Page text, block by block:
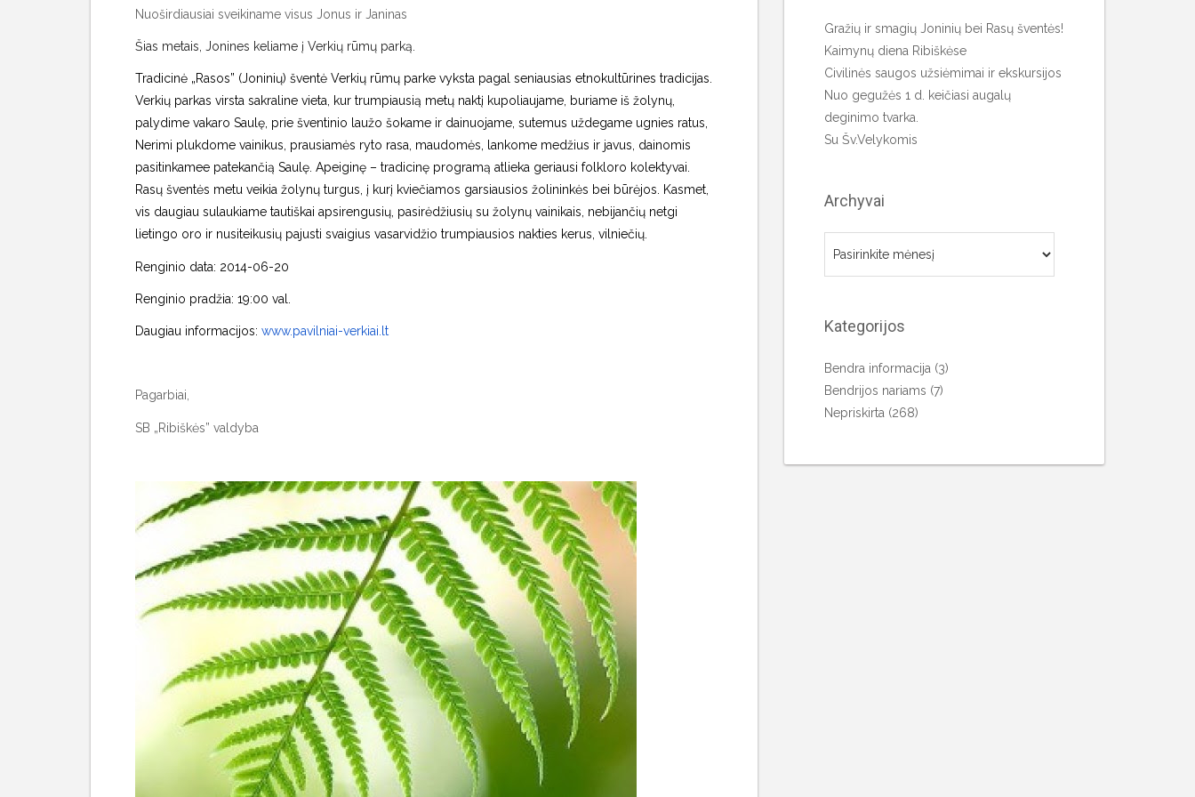
Nuoširdiausiai sveikiname visus Jonus ir Janinas
Šias metais, Jonines keliame į Verkių rūmų parką.
Tradicinė „Rasos” (Joninių) šventė Verkių rūmų parke vyksta pagal seniausias etnokultūrines tradicijas.
Verkių parkas virsta sakraline vieta, kur trumpiausią metų naktį kupoliaujame, buriame iš žolynų,
palydime vakaro Saulę, prie šventinio laužo šokame ir dainuojame, sutemus uždegame ugnies ratus,
Nerimi plukdome vainikus, prausiamės ryto rasa, maudomės, lankome medžius ir javus, dainomis
pasitinkamee patekančią Saulę. Apeiginę – tradicinę programą atlieka geriausi folkloro kolektyvai.
Rasų šventės metu veikia žolynų turgus, į kurį kviečiamos garsiausios žolininkės bei būrėjos. Kasmet,
vis daugiau sulaukiame tautiškai apsirengusių, pasirėdžiusių su žolynų vainikais, nebijančių netgi
lietingo oro ir nusiteikusių pajusti svaigius vasarvidžio trumpiausios nakties kerus, vilniečių.
Renginio data: 2014-06-20
Renginio pradžia: 19:00 val.
Daugiau informacijos: www.pavilniai-verkiai.lt
Pagarbiai,
SB „Ribiškės” valdyba
Gražių ir smagių Joninių bei Rasų šventės!
Kaimynų diena Ribiškėse
Civilinės saugos užsiėmimai ir ekskursijos
Nuo gegužės 1 d. keičiasi augalų
deginimo tvarka.
Su Šv.Velykomis
Archyvai
Kategorijos
Bendra informacija (3)
Bendrijos nariams (7)
Nepriskirta (268)